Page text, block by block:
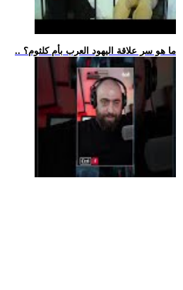
.. ما هو سر علاقة اليهود العرب بأم كلثوم؟